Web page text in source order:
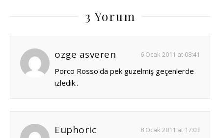
3 Yorum
ozge asveren 6 Ocak 2011 at 08:41
Porco Rosso'da pek guzelmiş geçenlerde
izledik..
Euphoric 8 Ocak 2011 at 17:03